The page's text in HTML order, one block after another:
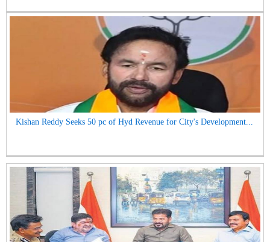
Kishan Reddy Seeks 50 pc of Hyd Revenue for City's Development...